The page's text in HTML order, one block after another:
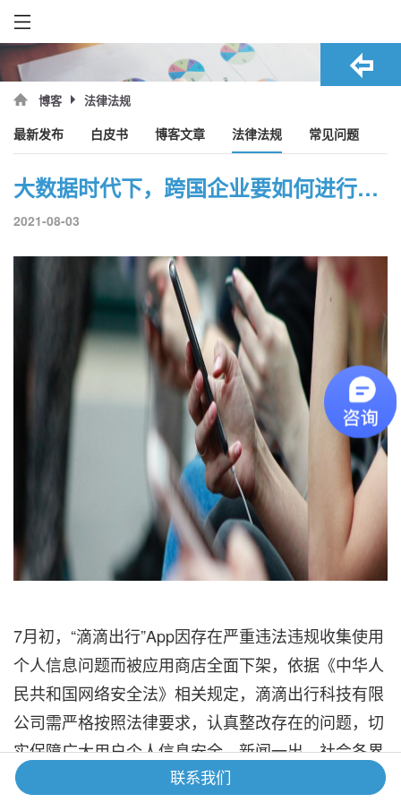
博客 法律法规
最新发布 白皮书 博客文章 法律法规 常见问题
大数据时代下，跨国企业要如何进行员工隐私保护？
2021-08-03
7月初，“滴滴出行”App因存在严重违法违规收集使用
个人信息问题而被应用商店全面下架，依据《中华人
民共和国网络安全法》相关规定，滴滴出行科技有限
公司需严格按照法律要求，认真整改存在的问题，切
实保障广大用户个人信息安全。新闻一出，社会各界
一片哗然。
联系我们